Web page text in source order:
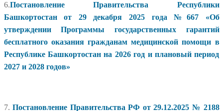
6.Постановление Правительства Республики
Башкортостан от 29 декабря 2025 года №667 «Об
утверждении Программы государственных гарантий
бесплатного оказания гражданам медицинской помощи в
Республике Башкортостан на 2026 год и плановый период
2027 и 2028 годов»
7. Постановление Правительства РФ от 29.12.2025 № 2188